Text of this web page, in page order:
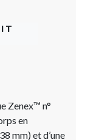
Zenex™ n°
en
mm) et d’une